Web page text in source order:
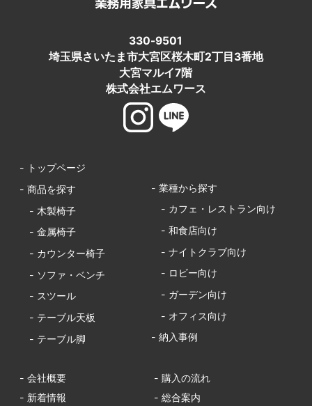
330-9501
埼玉県さいたま市大宮区桜木町2丁目3番地
大宮マルイ7階
株式会社エムワース
- トップページ
- 商品を探す
- 木製椅子
- 金属椅子
- カウンター椅子
- ソファ・ベンチ
- スツール
- テーブル天板
- テーブル脚
- 業種から探す
- カフェ・レストラン向け
- 和食店向け
- ナイトクラブ向け
- ロビー向け
- ガーデン向け
- オフィス向け
- 納入事例
- 会社概要
- 購入の流れ
- 新着情報
- 総合案内